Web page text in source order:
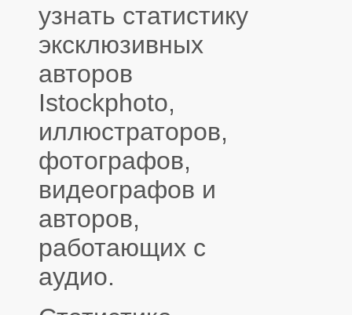
узнать статистику
эксклюзивных
авторов
Istockphoto,
иллюстраторов,
фотографов,
видеографов и
авторов,
работающих с
аудио.